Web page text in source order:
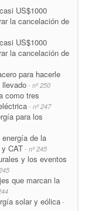
US$1000
la cancelación de
US$1000
la cancelación de
para hacerle
- nº 250
como tres
- nº 247
para los
de la
CAT - nº 245
y los eventos
que marcan la
solar y eólica -